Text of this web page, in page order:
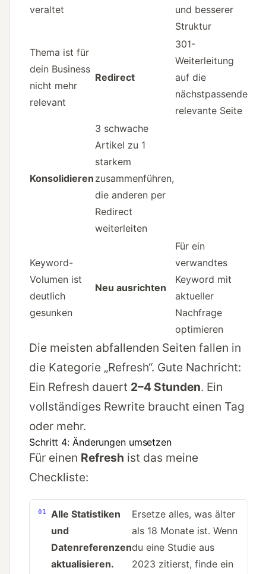
veraltet
und besserer
Struktur
Thema ist für
dein Business
nicht mehr
relevant
Redirect
301-
Weiterleitung
auf die
nächstpassende
relevante Seite
Konsolidieren
3 schwache
Artikel zu 1
starkem
zusammenführen,
die anderen per
Redirect
weiterleiten
Keyword-
Volumen ist
deutlich
gesunken
Neu ausrichten
Für ein
verwandtes
Keyword mit
aktueller
Nachfrage
optimieren
Die meisten abfallenden Seiten fallen in
die Kategorie „Refresh“. Gute Nachricht:
Ein Refresh dauert 2–4 Stunden. Ein
vollständiges Rewrite braucht einen Tag
oder mehr.
Schritt 4: Änderungen umsetzen
Für einen Refresh ist das meine
Checkliste:
Alle Statistiken
und
Datenreferenzen
aktualisieren.
Ersetze alles, was älter
als 18 Monate ist. Wenn
du eine Studie aus
2023 zitierst, finde ein